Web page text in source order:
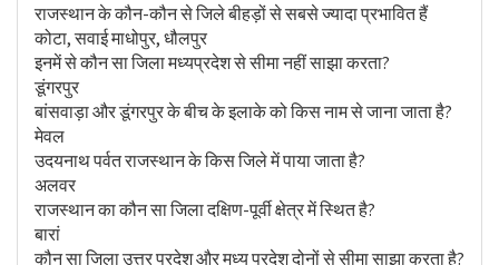
राजस्थान के कौन-कौन से जिले बीहड़ों से सबसे ज्यादा प्रभावित हैं
कोटा, सवाई माधोपुर, धौलपुर
इनमें से कौन सा जिला मध्यप्रदेश से सीमा नहीं साझा करता?
डूंगरपुर
बांसवाड़ा और डूंगरपुर के बीच के इलाके को किस नाम से जाना जाता है?
मेवल
उदयनाथ पर्वत राजस्थान के किस जिले में पाया जाता है?
अलवर
राजस्थान का कौन सा जिला दक्षिण-पूर्वी क्षेत्र में स्थित है?
बारां
कौन सा जिला उत्तर प्रदेश और मध्य प्रदेश दोनों से सीमा साझा करता है?